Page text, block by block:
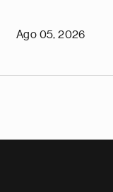
Ago 05, 2026